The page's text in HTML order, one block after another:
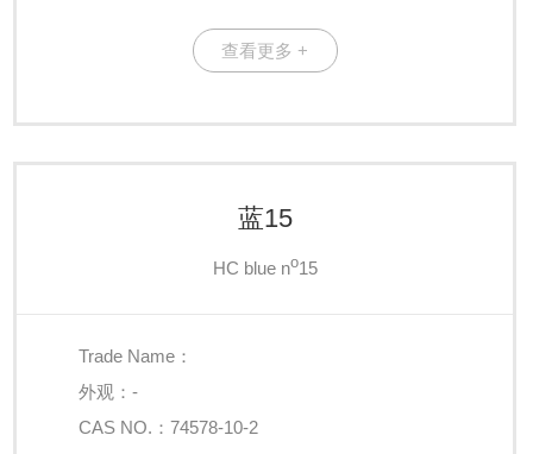
查看更多 +
蓝15
HC blue no15
Trade Name：
外观：-
CAS NO.：74578-10-2